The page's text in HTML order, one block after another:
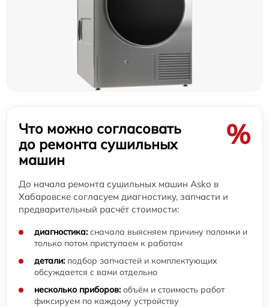
Что можно согласовать
до ремонта сушильных
машин
%
До начала ремонта сушильных машин Asko в
Хабаровске согласуем диагностику, запчасти и
предварительный расчёт стоимости:
диагностика: сначала выясняем причину поломки и
только потом приступаем к работам
детали: подбор запчастей и комплектующих
обсуждается с вами отдельно
несколько приборов: объём и стоимость работ
фиксируем по каждому устройству